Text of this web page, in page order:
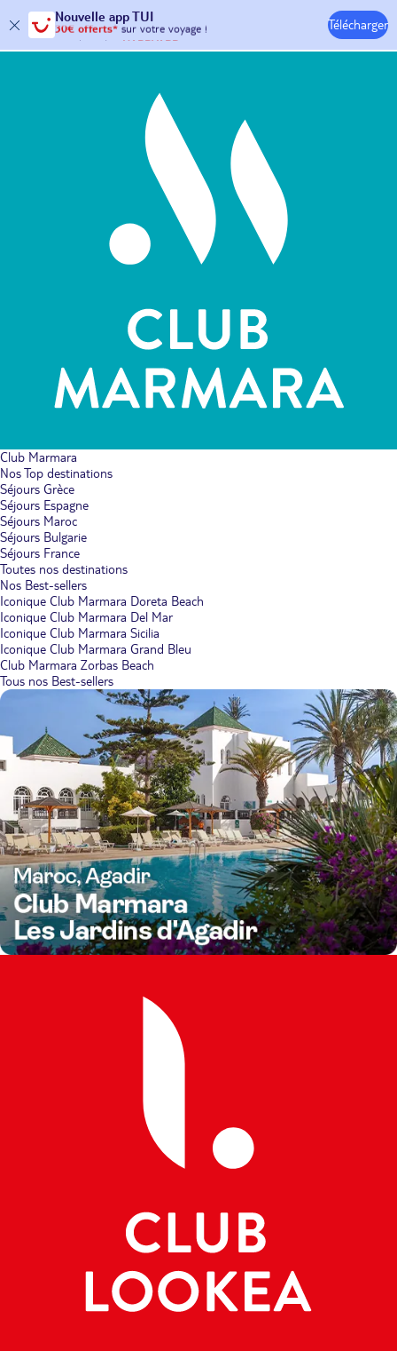
Nouvelle app TUI
30€ offerts*sur votre voyage !
avec le code :HAPPYAPP
Télécharger
Hôtels & Clubs
Club Marmara
Nos Top destinations
Séjours Grèce
Séjours Espagne
Séjours Maroc
Séjours Bulgarie
Séjours France
Toutes nos destinations
Nos Best-sellers
Iconique Club Marmara Doreta Beach
Iconique Club Marmara Del Mar
Iconique Club Marmara Sicilia
Iconique Club Marmara Grand Bleu
Club Marmara Zorbas Beach
Tous nos Best-sellers